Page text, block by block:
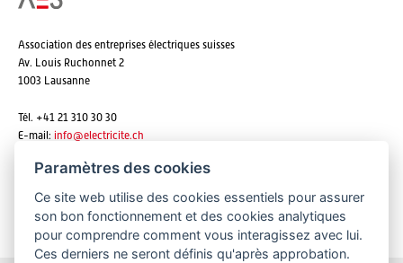
Association des entreprises électriques suisses
Av. Louis Ruchonnet 2
1003 Lausanne
Tél. +41 21 310 30 30
E-mail: info@electricite.ch
S'abonner aux newsletters
Paramètres des cookies
Ce site web utilise des cookies essentiels pour assurer
son bon fonctionnement et des cookies analytiques
pour comprendre comment vous interagissez avec lui.
Ces derniers ne seront définis qu'après approbation.